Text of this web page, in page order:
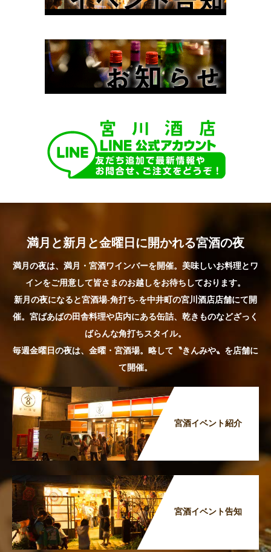
満月と新月と金曜日に開かれる宮酒の夜
満月の夜は、満月・宮酒ワインバーを開催。美味しいお料理とワ
インをご用意して皆さまのお越しをお待ちしております。
新月の夜になると宮酒場-角打ち-を中井町の宮川酒店店舗にて開
催。宮ばあばの田舎料理や店内にある缶詰、乾きものなどざっく
ばらんな角打ちスタイル。
毎週金曜日の夜は、金曜・宮酒場。略して〝きんみや〟を店舗に
て開催。
宮酒イベント紹介
宮酒イベント告知